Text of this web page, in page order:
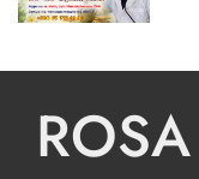
ROSA